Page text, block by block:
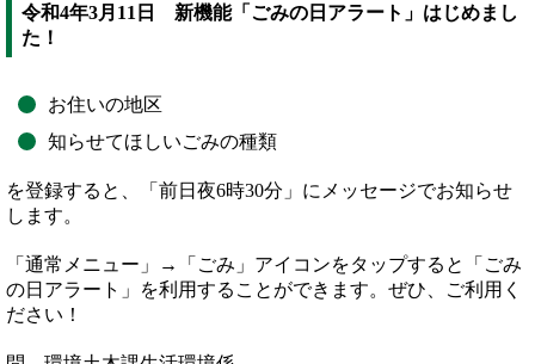
令和4年3月11日 新機能「ごみの日アラート」はじめまし
た！
お住いの地区
知らせてほしいごみの種類
を登録すると、「前日夜6時30分」にメッセージでお知らせ
します。
「通常メニュー」→「ごみ」アイコンをタップすると「ごみ
の日アラート」を利用することができます。ぜひ、ご利用く
ださい！